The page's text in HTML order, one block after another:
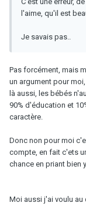
l'aime, qu'il est
Je savais pas..
Pas forcément, mais
un argument pour
là aussi, les bébés
90% d'éducation et
caractère.
Donc non pour moi
compte, en fait c'ets
chance en priant bien
Moi aussi j'ai voulu